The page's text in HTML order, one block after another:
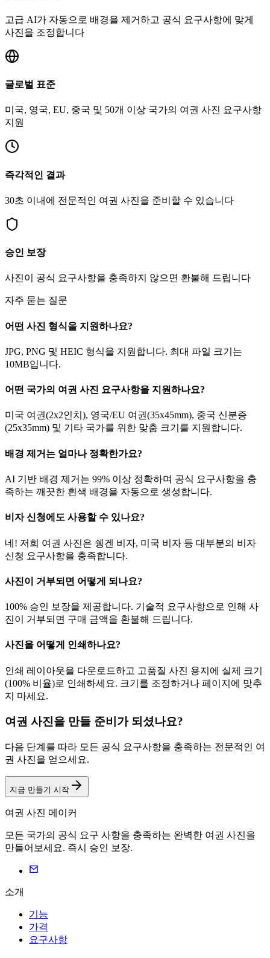
고급 AI가 자동으로 배경을 제거하고 공식 요구사항에 맞게
사진을 조정합니다
글로벌 표준
미국, 영국, EU, 중국 및 50개 이상 국가의 여권 사진 요구사항
지원
즉각적인 결과
30초 이내에 전문적인 여권 사진을 준비할 수 있습니다
승인 보장
사진이 공식 요구사항을 충족하지 않으면 환불해 드립니다
자주 묻는 질문
어떤 사진 형식을 지원하나요?
JPG, PNG 및 HEIC 형식을 지원합니다. 최대 파일 크기는
10MB입니다.
어떤 국가의 여권 사진 요구사항을 지원하나요?
미국 여권(2x2인치), 영국/EU 여권(35x45mm), 중국 신분증
(25x35mm) 및 기타 국가를 위한 맞춤 크기를 지원합니다.
배경 제거는 얼마나 정확한가요?
AI 기반 배경 제거는 99% 이상 정확하며 공식 요구사항을 충
족하는 깨끗한 흰색 배경을 자동으로 생성합니다.
비자 신청에도 사용할 수 있나요?
네! 저희 여권 사진은 쉥겐 비자, 미국 비자 등 대부분의 비자
신청 요구사항을 충족합니다.
사진이 거부되면 어떻게 되나요?
100% 승인 보장을 제공합니다. 기술적 요구사항으로 인해 사
진이 거부되면 구매 금액을 환불해 드립니다.
사진을 어떻게 인쇄하나요?
인쇄 레이아웃을 다운로드하고 고품질 사진 용지에 실제 크기
(100% 비율)로 인쇄하세요. 크기를 조정하거나 페이지에 맞추
지 마세요.
여권 사진을 만들 준비가 되셨나요?
다음 단계를 따라 모든 공식 요구사항을 충족하는 전문적인 여
권 사진을 얻으세요.
지금 만들기 시작
여권 사진 메이커
모든 국가의 공식 요구 사항을 충족하는 완벽한 여권 사진을
만들어보세요. 즉시 승인 보장.
소개
기능
가격
요구사항